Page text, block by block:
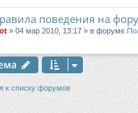
поведения на
» 04 мар 2010, 13:17 » в форуме
к списку форумов